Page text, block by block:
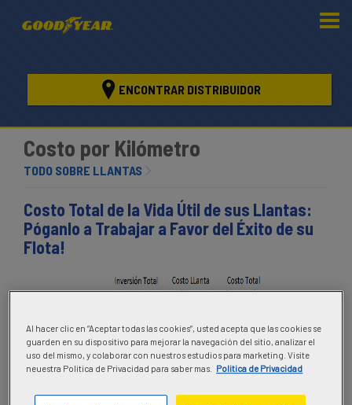
ENCONTRAR DISTRIBUIDOR
Costo por Kilómetro
TODO SOBRE LLANTAS
Costo Total de la Vida Útil de sus Llantas:
Póganlo a Trabajar a Favor del Éxito de su
Flota!
Al hacer clic en “Aceptar todas las cookies”, usted acepta que las cookies se
guarden en su dispositivo para mejorar la navegación del sitio, analizar el
uso del mismo, y colaborar con nuestros estudios para marketing. Visite
neuestra Politica de Privacidad para saber mas.
Politica de Privacidad